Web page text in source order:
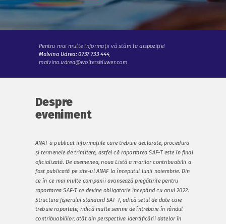
Pentru mai multe informații vă stăm la dispoziție!
Malvina Udrea: 0737 733 444,
malvina.udrea@wolterskluwer.com
ANAF a publicat informațiile care trebuie declarate, procedura
și termenele de trimitere, astfel că raportarea SAF-T este în final
oficializată. De asemenea, noua Listă a marilor contribuabilii a
fost publicată pe site-ul ANAF la începutul lunii noiembrie. Din
ce în ce mai multe companii avansează pregătirile pentru
raportarea SAF-T ce devine obligatorie începând cu anul 2022.
Structura fișierului standard SAF-T, adică setul de date care
trebuie raportate, ridică multe semne de întrebare în rândul
contribuabililor, atât din perspectiva identificării datelor în
Despre
eveniment